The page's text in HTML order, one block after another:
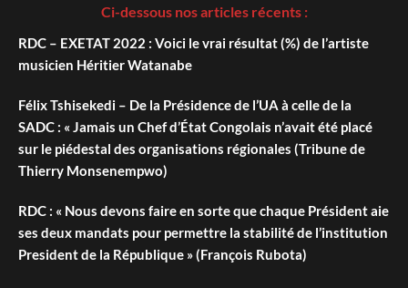
Ci-dessous nos articles récents :
RDC – EXETAT 2022 : Voici le vrai résultat (%) de l’artiste
musicien Héritier Watanabe
Félix Tshisekedi – De la Présidence de l’UA à celle de la
SADC : « Jamais un Chef d’État Congolais n’avait été placé
sur le piédestal des organisations régionales (Tribune de
Thierry Monsenempwo)
RDC : « Nous devons faire en sorte que chaque Président aie
ses deux mandats pour permettre la stabilité de l’institution
President de la République » (François Rubota)